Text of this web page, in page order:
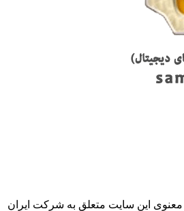
متعلق به شرکت ایران